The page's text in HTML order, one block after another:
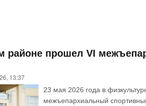
районе прошел VI
13:37
23 мая 2026 года в
межъепархиальный